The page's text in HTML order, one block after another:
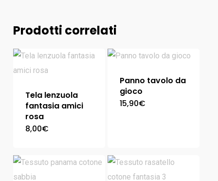
Prodotti correlati
Tela lenzuola
fantasia amici
rosa
8,00€
Panno tavolo da
gioco
15,90€